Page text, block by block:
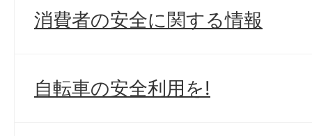
消費者の安全に関する情報
自転車の安全利用を!